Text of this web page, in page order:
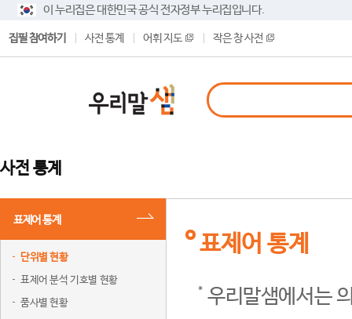
이 누리집은 대한민국 공식 전자정부 누리집입니다.
집필 참여하기 사전 통계 어휘 지도 작은 창 사전
사전 통계
표제어 통계
단위별 현황
표제어 분석 기호별 현황
품사별 현황
표제어 통계
우리말샘에서는